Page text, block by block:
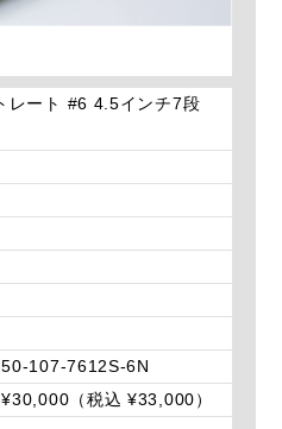
レート #6 4.5インチ7段
50-107-7612S-6N
¥30,000（税込 ¥33,000）